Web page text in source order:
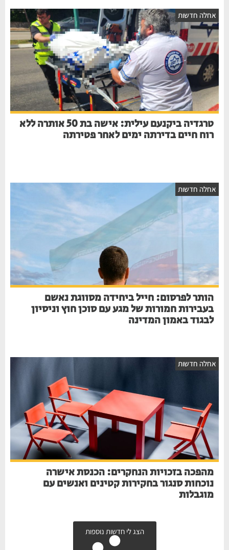
חדשות
טרגדיה ביקנעם עילית: אישה בת 50 אותרה ללא
רוח חיים בדירתה ימים לאחר פטירתה
חדשות
הותר לפרסום: חייל ביחידה מסווגת נאשם
בעבירות חמורות של מגע עם סוכן חוץ וניסיון
לבגוד באמון המדינה
חדשות
מהפכה בזכויות הנחקרים: הכנסת אישרה
נוכחות סנגור בחקירות קטינים ואנשים עם
מוגבלות
הצג לי חדשות נוספות